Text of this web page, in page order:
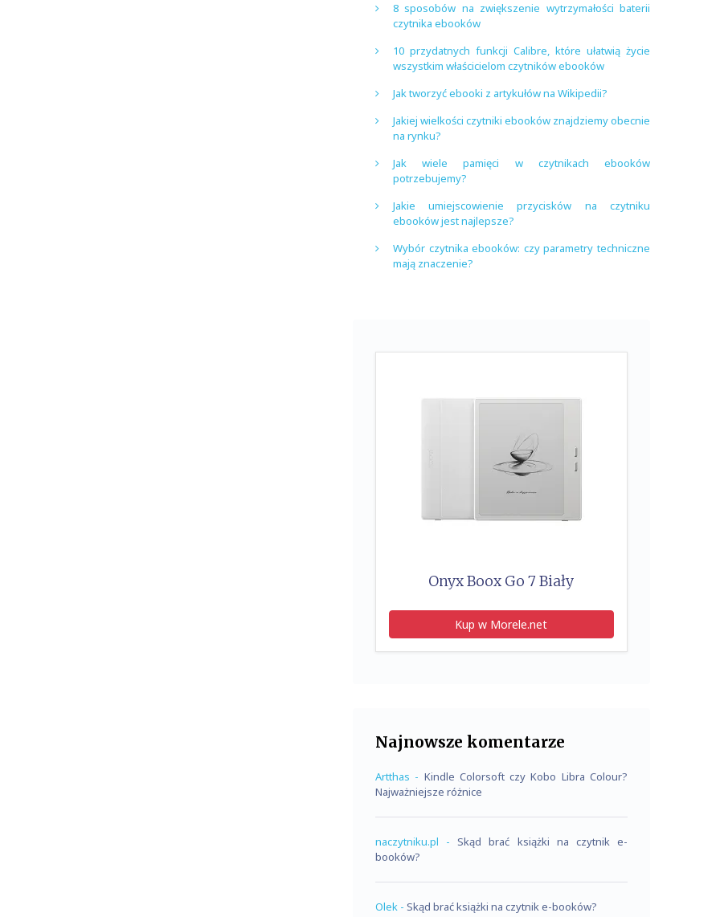
8 sposobów na zwiększenie wytrzymałości baterii
czytnika ebooków
10 przydatnych funkcji Calibre, które ułatwią życie
wszystkim właścicielom czytników ebooków
Jak tworzyć ebooki z artykułów na Wikipedii?
Jakiej wielkości czytniki ebooków znajdziemy obecnie
na rynku?
Jak wiele pamięci w czytnikach ebooków
potrzebujemy?
Jakie umiejscowienie przycisków na czytniku
ebooków jest najlepsze?
Wybór czytnika ebooków: czy parametry techniczne
mają znaczenie?
Onyx Boox Go 7 Biały
Kup w Morele.net
Najnowsze komentarze
Artthas - Kindle Colorsoft czy Kobo Libra Colour?
Najważniejsze różnice
naczytniku.pl - Skąd brać książki na czytnik e-
booków?
Olek - Skąd brać książki na czytnik e-booków?